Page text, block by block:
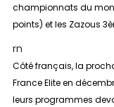
championnats du
points) et les Zazous
rn
Côté français, la
France Elite en
leurs programmes